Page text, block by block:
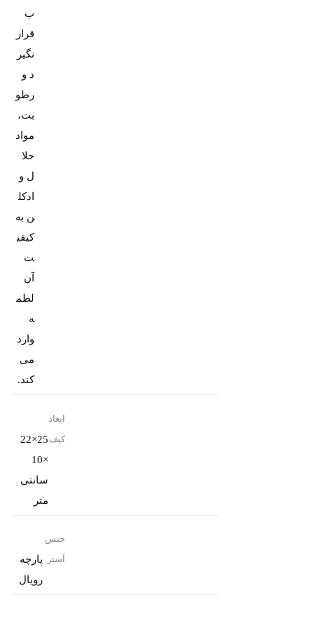
ب
قرار
نگیر
د و
رطو
بت،
مواد
حلا
ل و
ادکل
ن به
کیفی
ت
آن
لطم
ه
وارد
می
کند.
ابعاد
کیف
25×22
×10
سانتی
متر
جنس
آستر
پارچه
رویال